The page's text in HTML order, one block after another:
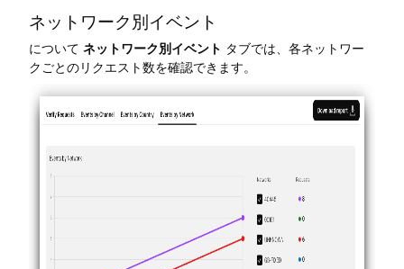
ネットワーク別イベント
について ネットワーク別イベント タブでは、各ネットワー
クごとのリクエスト数を確認できます。